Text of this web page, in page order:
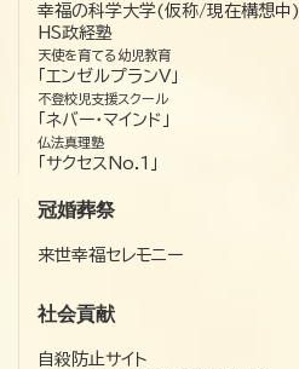
幸福の科学大学(仮称/現在構想中)
HS政経塾
天使を育てる幼児教育
「エンゼルプランV」
不登校児支援スクール
「ネバー・マインド」
仏法真理塾
「サクセスNo.1」
冠婚葬祭
来世幸福セレモニー
社会貢献
自殺防止サイト